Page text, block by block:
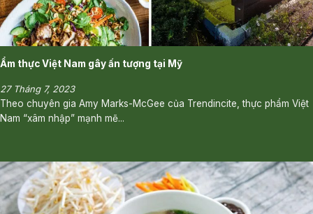
Ẩm thực Việt Nam gây ấn tượng tại Mỹ
27 Tháng 7, 2023
Theo chuyên gia Amy Marks-McGee của Trendincite, thực phẩm Việt
Nam “xâm nhập” mạnh mẽ...